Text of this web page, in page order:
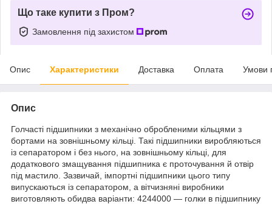
Що таке купити з Пром?
Замовлення під захистом
Опис Характеристики Доставка Оплата Умови
Опис
Голчасті підшипники з механічно обробленими кільцями з
бортами на зовнішньому кільці. Такі підшипники виробляються
із сепаратором і без нього, на зовнішньому кільці, для
додаткового змащування підшипника є проточування й отвір
під мастило. Зазвичай, імпортні підшипники цього типу
випускаються із сепаратором, а вітчизняні виробники
виготовляють обидва варіанти: 4244000 — голки в підшипнику